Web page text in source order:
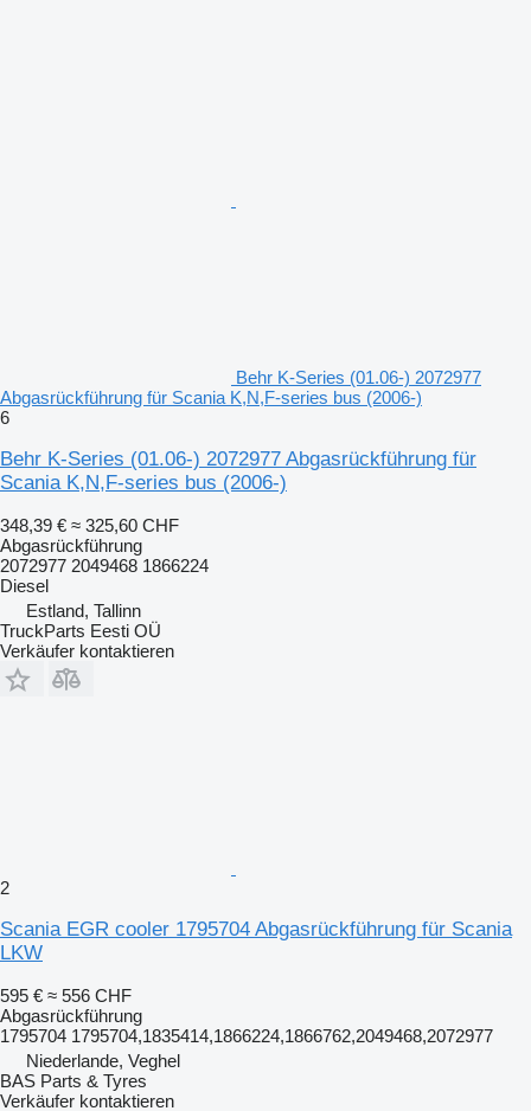
Behr K-Series (01.06-) 2072977
Abgasrückführung für Scania K,N,F-series bus (2006-)
6
Behr K-Series (01.06-) 2072977 Abgasrückführung für
Scania K,N,F-series bus (2006-)
348,39 € ≈ 325,60 CHF
Abgasrückführung
2072977 2049468 1866224
Diesel
Estland, Tallinn
TruckParts Eesti OÜ
Verkäufer kontaktieren
2
Scania EGR cooler 1795704 Abgasrückführung für Scania
LKW
595 € ≈ 556 CHF
Abgasrückführung
1795704 1795704,1835414,1866224,1866762,2049468,2072977
Niederlande, Veghel
BAS Parts & Tyres
Verkäufer kontaktieren